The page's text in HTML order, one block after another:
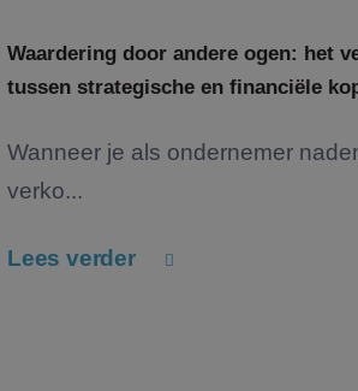
Waardering door andere ogen: het
tussen strategische en financiële
Wanneer je als ondernemer
verko...
Lees verder